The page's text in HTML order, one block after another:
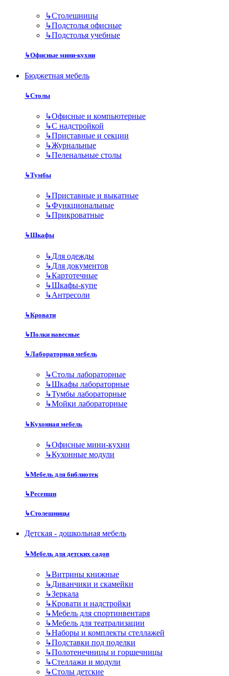
↳Столешницы
↳Подстолья офисные
↳Подстолья учебные
↳Офисные мини-кухни
Бюджетная мебель
↳Столы
↳Офисные и компьютерные
↳С надстройкой
↳Приставные и секции
↳Журнальные
↳Пеленальные столы
↳Тумбы
↳Приставные и выкатные
↳Функциональные
↳Прикроватные
↳Шкафы
↳Для одежды
↳Для документов
↳Картотечные
↳Шкафы-купе
↳Антресоли
↳Кровати
↳Полки навесные
↳Лабораторная мебель
↳Столы лабораторные
↳Шкафы лабораторные
↳Тумбы лабораторные
↳Мойки лабораторные
↳Кухонная мебель
↳Офисные мини-кухни
↳Кухонные модули
↳Мебель для библиотек
↳Ресепшн
↳Столешницы
Детская - дошкольная мебель
↳Мебель для детских садов
↳Витрины книжные
↳Диванчики и скамейки
↳Зеркала
↳Кровати и надстройки
↳Мебель для спортинвентаря
↳Мебель для театрализации
↳Наборы и комплекты стеллажей
↳Подставки под поделки
↳Полотенечницы и горшечницы
↳Стеллажи и модули
↳Столы детские